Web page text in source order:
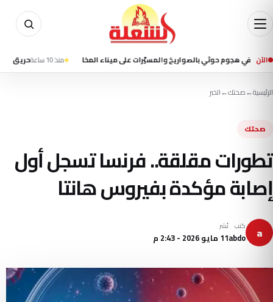
الآن منذ 10 ساعة حريق على متن
الرئيسية←صحتك←الخبر
صحتك
تطورات مقلقة.. فرنسا تسجل أول
إصابة مؤكدة بفيروس هانتا
a كتب
abdo
نُشر
11 مايو 2026 - 2:43 م